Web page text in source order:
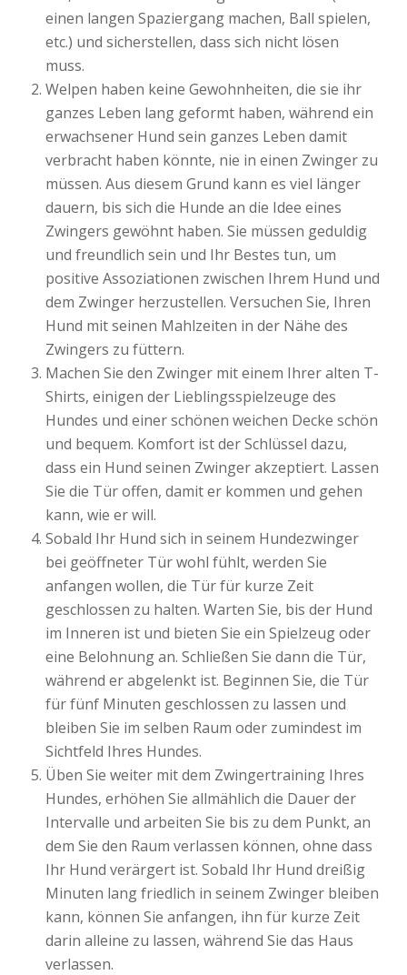
einen langen Spaziergang machen, Ball spielen,
etc.) und sicherstellen, dass sich nicht lösen
muss.
Welpen haben keine Gewohnheiten, die sie ihr
ganzes Leben lang geformt haben, während ein
erwachsener Hund sein ganzes Leben damit
verbracht haben könnte, nie in einen Zwinger zu
müssen. Aus diesem Grund kann es viel länger
dauern, bis sich die Hunde an die Idee eines
Zwingers gewöhnt haben. Sie müssen geduldig
und freundlich sein und Ihr Bestes tun, um
positive Assoziationen zwischen Ihrem Hund und
dem Zwinger herzustellen. Versuchen Sie, Ihren
Hund mit seinen Mahlzeiten in der Nähe des
Zwingers zu füttern.
Machen Sie den Zwinger mit einem Ihrer alten T-
Shirts, einigen der Lieblingsspielzeuge des
Hundes und einer schönen weichen Decke schön
und bequem. Komfort ist der Schlüssel dazu,
dass ein Hund seinen Zwinger akzeptiert. Lassen
Sie die Tür offen, damit er kommen und gehen
kann, wie er will.
Sobald Ihr Hund sich in seinem Hundezwinger
bei geöffneter Tür wohl fühlt, werden Sie
anfangen wollen, die Tür für kurze Zeit
geschlossen zu halten. Warten Sie, bis der Hund
im Inneren ist und bieten Sie ein Spielzeug oder
eine Belohnung an. Schließen Sie dann die Tür,
während er abgelenkt ist. Beginnen Sie, die Tür
für fünf Minuten geschlossen zu lassen und
bleiben Sie im selben Raum oder zumindest im
Sichtfeld Ihres Hundes.
Üben Sie weiter mit dem Zwingertraining Ihres
Hundes, erhöhen Sie allmählich die Dauer der
Intervalle und arbeiten Sie bis zu dem Punkt, an
dem Sie den Raum verlassen können, ohne dass
Ihr Hund verärgert ist. Sobald Ihr Hund dreißig
Minuten lang friedlich in seinem Zwinger bleiben
kann, können Sie anfangen, ihn für kurze Zeit
darin alleine zu lassen, während Sie das Haus
verlassen.